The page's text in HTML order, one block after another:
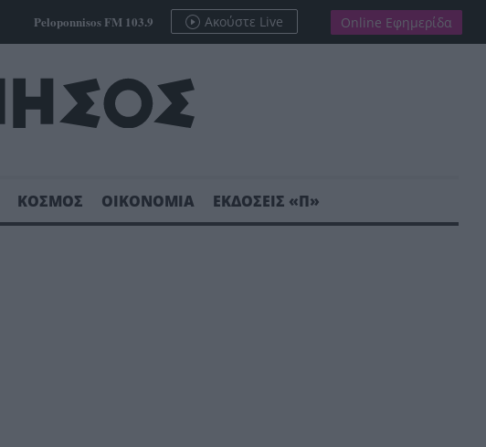
Peloponnisos FM 103.9 Ακούστε Live Online Εφημερίδα
ΚΟΣΜΟΣ ΟΙΚΟΝΟΜΙΑ ΕΚΔΟΣΕΙΣ «Π»